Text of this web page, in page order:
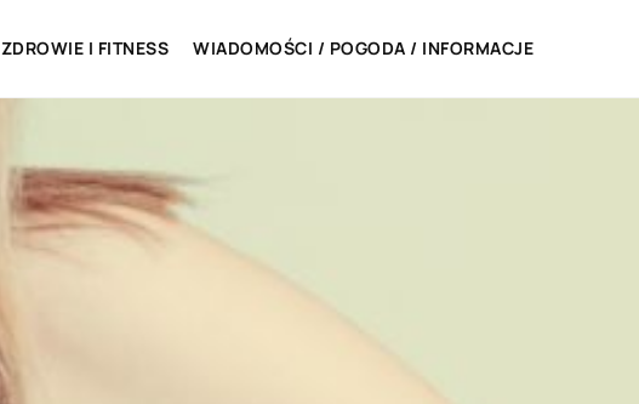
ZDROWIE I FITNESS WIADOMOŚCI / POGODA / INFORMACJE